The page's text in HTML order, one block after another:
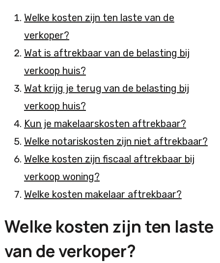
Welke kosten zijn ten laste van de
verkoper?
Wat is aftrekbaar van de belasting bij
verkoop huis?
Wat krijg je terug van de belasting bij
verkoop huis?
Kun je makelaarskosten aftrekbaar?
Welke notariskosten zijn niet aftrekbaar?
Welke kosten zijn fiscaal aftrekbaar bij
verkoop woning?
Welke kosten makelaar aftrekbaar?
Welke kosten zijn ten laste
van de verkoper?